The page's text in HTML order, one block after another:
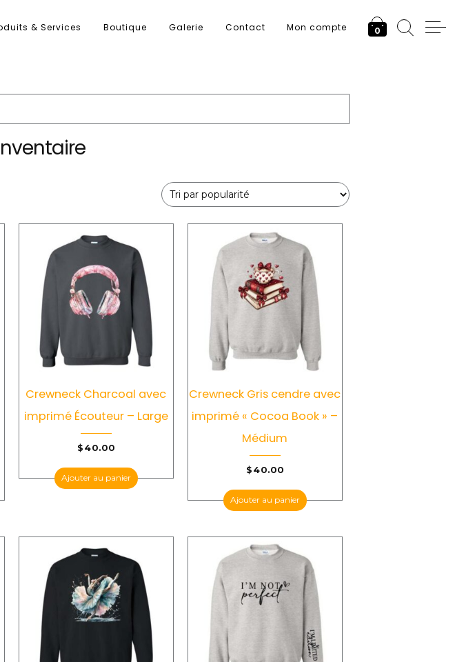
0
& Services Boutique Galerie Contact Mon compte
Crewneck Charcoal avec
imprimé Écouteur – Large
$ 40.00
Ajouter au panier
Crewneck Gris cendre avec
imprimé « Cocoa Book » –
Médium
$ 40.00
Ajouter au panier